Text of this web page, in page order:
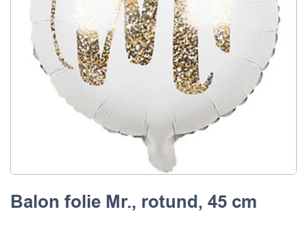
Balon folie Mr., rotund, 45 cm